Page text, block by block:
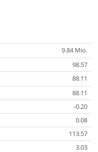
9.84 Mio.
98.57
88.11
88.11
-0.20
0.08
113.57
3.03